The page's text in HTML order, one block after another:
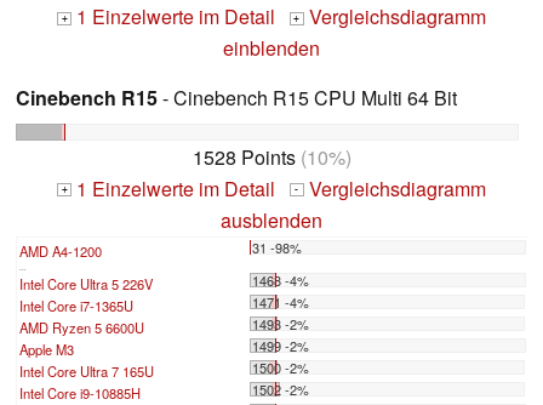
+ 1 Einzelwerte im Detail + Vergleichsdiagramm
einblenden
Cinebench R15- Cinebench R15 CPU Multi 64 Bit
1528 Points(10%)
+ 1 Einzelwerte im Detail - Vergleichsdiagramm
ausblenden
AMD A4-1200 31 -98%
Intel Core Ultra 5 226V
1468 -4%
Intel Core i7-1365U
1471 -4%
AMD Ryzen 5 6600U
1493 -2%
Apple M3
1499 -2%
Intel Core Ultra 7 165U
1500 -2%
Intel Core i9-10885H
1502 -2%